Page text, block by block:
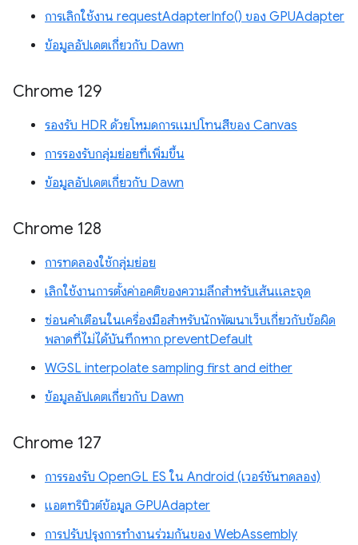
การเลิกใช้งาน requestAdapterInfo() ของ GPUAdapter
ข้อมูลอัปเดตเกี่ยวกับ Dawn
Chrome 129
รองรับ HDR ด้วยโหมดการแมปโทนสีของ Canvas
การรองรับกลุ่มย่อยที่เพิ่มขึ้น
ข้อมูลอัปเดตเกี่ยวกับ Dawn
Chrome 128
การทดลองใช้กลุ่มย่อย
เลิกใช้งานการตั้งค่าอคติของความลึกสำหรับเส้นและจุด
ซ่อนคำเตือนในเครื่องมือสำหรับนักพัฒนาเว็บเกี่ยวกับข้อผิด
พลาดที่ไม่ได้บันทึกหาก preventDefault
WGSL interpolate sampling first and either
ข้อมูลอัปเดตเกี่ยวกับ Dawn
Chrome 127
การรองรับ OpenGL ES ใน Android (เวอร์ชันทดลอง)
แอตทริบิวต์ข้อมูล GPUAdapter
การปรับปรุงการทำงานร่วมกันของ WebAssembly